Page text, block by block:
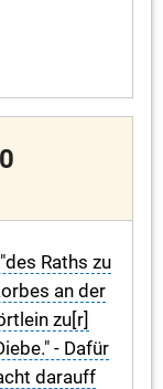
Raths zu
an der
zu[r]
- Dafür
darauff